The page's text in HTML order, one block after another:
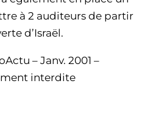
à 2 auditeurs de partir
d’Israël.
– Janv. 2001 –
interdite